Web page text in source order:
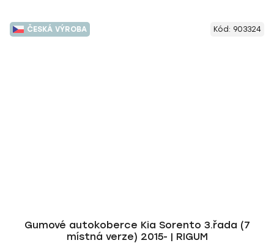
ČESKÁ VÝROBA
Gumové autokoberce Kia Sorento 3.řada (7
místná verze) 2015- | RIGUM
Kód: 903324